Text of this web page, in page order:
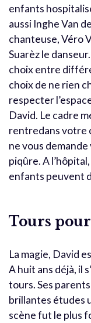
enfants
aussi Inghe Van
chanteuse, Véro
Suarèz le
choix entre
choix de ne rien
respecter
David. Le cadre
rentredans votre
ne vous
piqûre. A
enfants peuvent
Tours
La magie, David
A huit ans déjà, il
tours. Ses
brillantes études
scène fut le plus